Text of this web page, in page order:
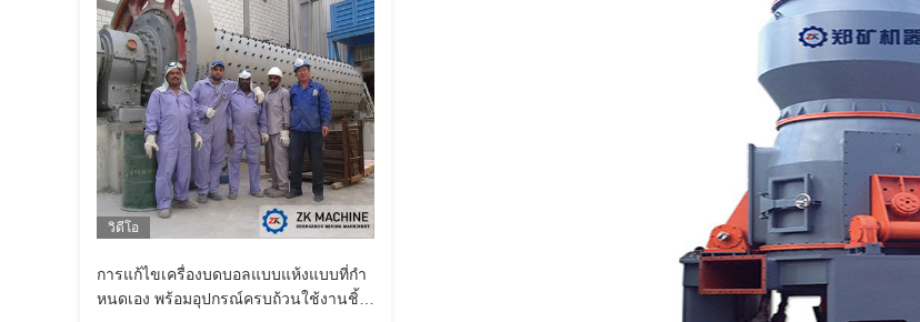
วิดีโอ
การแก้ไขเครื่องบดบอลแบบแห้งแบบที่กํา
หนดเอง พร้อมอุปกรณ์ครบถ้วนใช้งานชิ้น